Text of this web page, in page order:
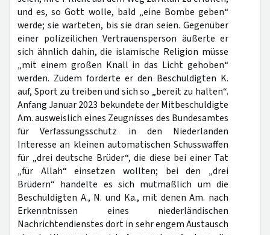
und es, so Gott wolle, bald „eine Bombe geben“
werde; sie warteten, bis sie dran seien. Gegenüber
einer polizeilichen Vertrauensperson äußerte er
sich ähnlich dahin, die islamische Religion müsse
„mit einem großen Knall in das Licht gehoben“
werden. Zudem forderte er den Beschuldigten K.
auf, Sport zu treiben und sich so „bereit zu halten“.
Anfang Januar 2023 bekundete der Mitbeschuldigte
Am. ausweislich eines Zeugnisses des Bundesamtes
für Verfassungsschutz in den Niederlanden
Interesse an kleinen automatischen Schusswaffen
für „drei deutsche Brüder“, die diese bei einer Tat
„für Allah“ einsetzen wollten; bei den „drei
Brüdern“ handelte es sich mutmaßlich um die
Beschuldigten A., N. und Ka., mit denen Am. nach
Erkenntnissen eines niederländischen
Nachrichtendienstes dort in sehr engem Austausch